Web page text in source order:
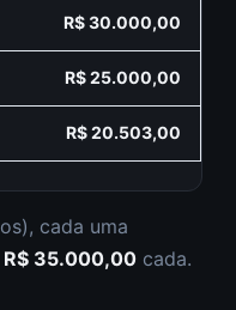
R$ 30.000,00
R$ 25.000,00
R$ 20.503,00
), cada uma
R$ 35.000,00 cada.